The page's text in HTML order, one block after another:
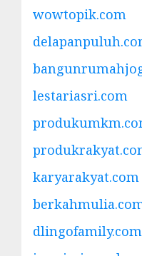
wowtopik.com
lestariasri.com
karyarakyat.com
dlingofamily.com